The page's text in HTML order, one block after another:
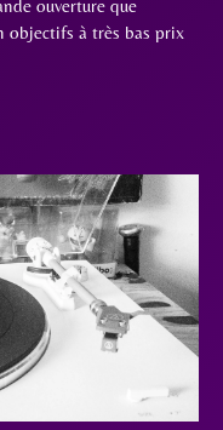
ouverture que
objectifs à très bas prix